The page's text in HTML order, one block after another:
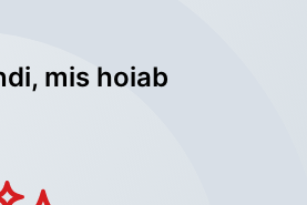
mis hoiab